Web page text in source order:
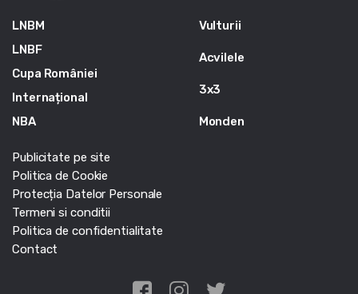
LNBM
LNBF
Cupa României
Internațional
NBA
Vulturii
Acvilele
3x3
Monden
Publicitate pe site
Politica de Cookie
Protecția Datelor Personale
Termeni si conditii
Politica de confidentialitate
Contact